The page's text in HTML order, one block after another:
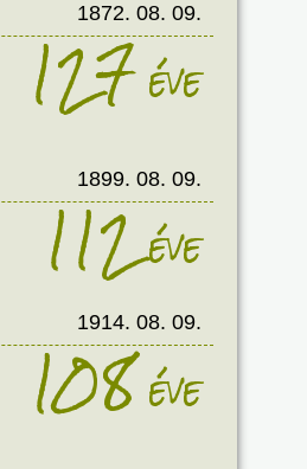
1872. 08. 09.
127éve
1899. 08. 09.
112éve
1914. 08. 09.
108éve